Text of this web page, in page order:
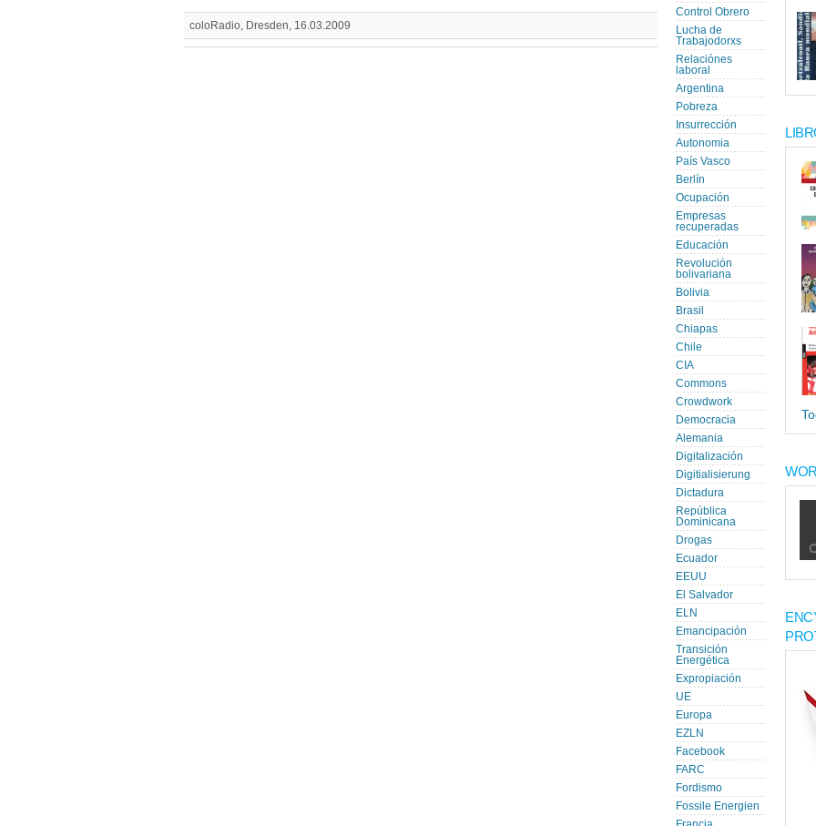
coloRadio, Dresden, 16.03.2009
Control Obrero
Lucha de
Trabajodorxs
Relaciónes
laboral
Argentina
Pobreza
Insurrección
Autonomia
País Vasco
Berlín
Ocupación
Empresas
recuperadas
Educación
Revolución
bolivariana
Bolivia
Brasil
Chiapas
Chile
CIA
Commons
Crowdwork
Democracia
Alemania
Digitalización
Digitialisierung
Dictadura
República
Dominicana
Drogas
Ecuador
EEUU
El Salvador
ELN
Emancipación
Transición
Energética
Expropiación
UE
Europa
EZLN
Facebook
FARC
Fordismo
Fossile Energien